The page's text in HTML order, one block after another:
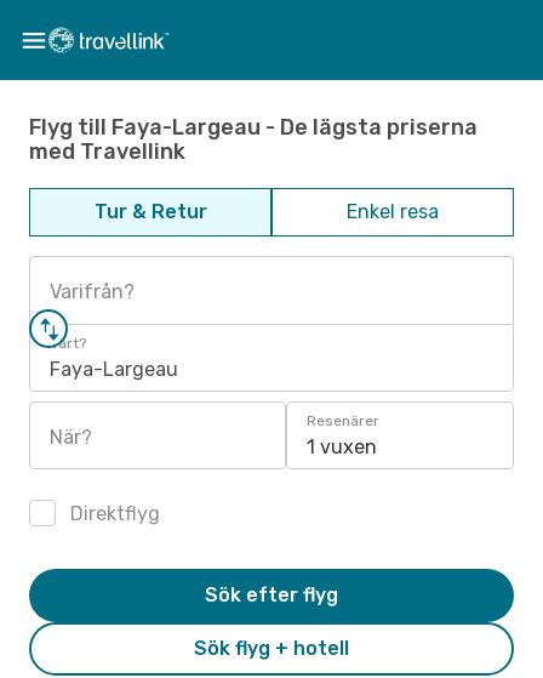
Flyg till Faya-Largeau - De lägsta priserna
med Travellink
Tur & Retur Enkel resa
Varifrån?
Vart?
Faya-Largeau
När?
Resenärer
1 vuxen
Direktflyg
Sök flyg + hotell
Sök efter flyg